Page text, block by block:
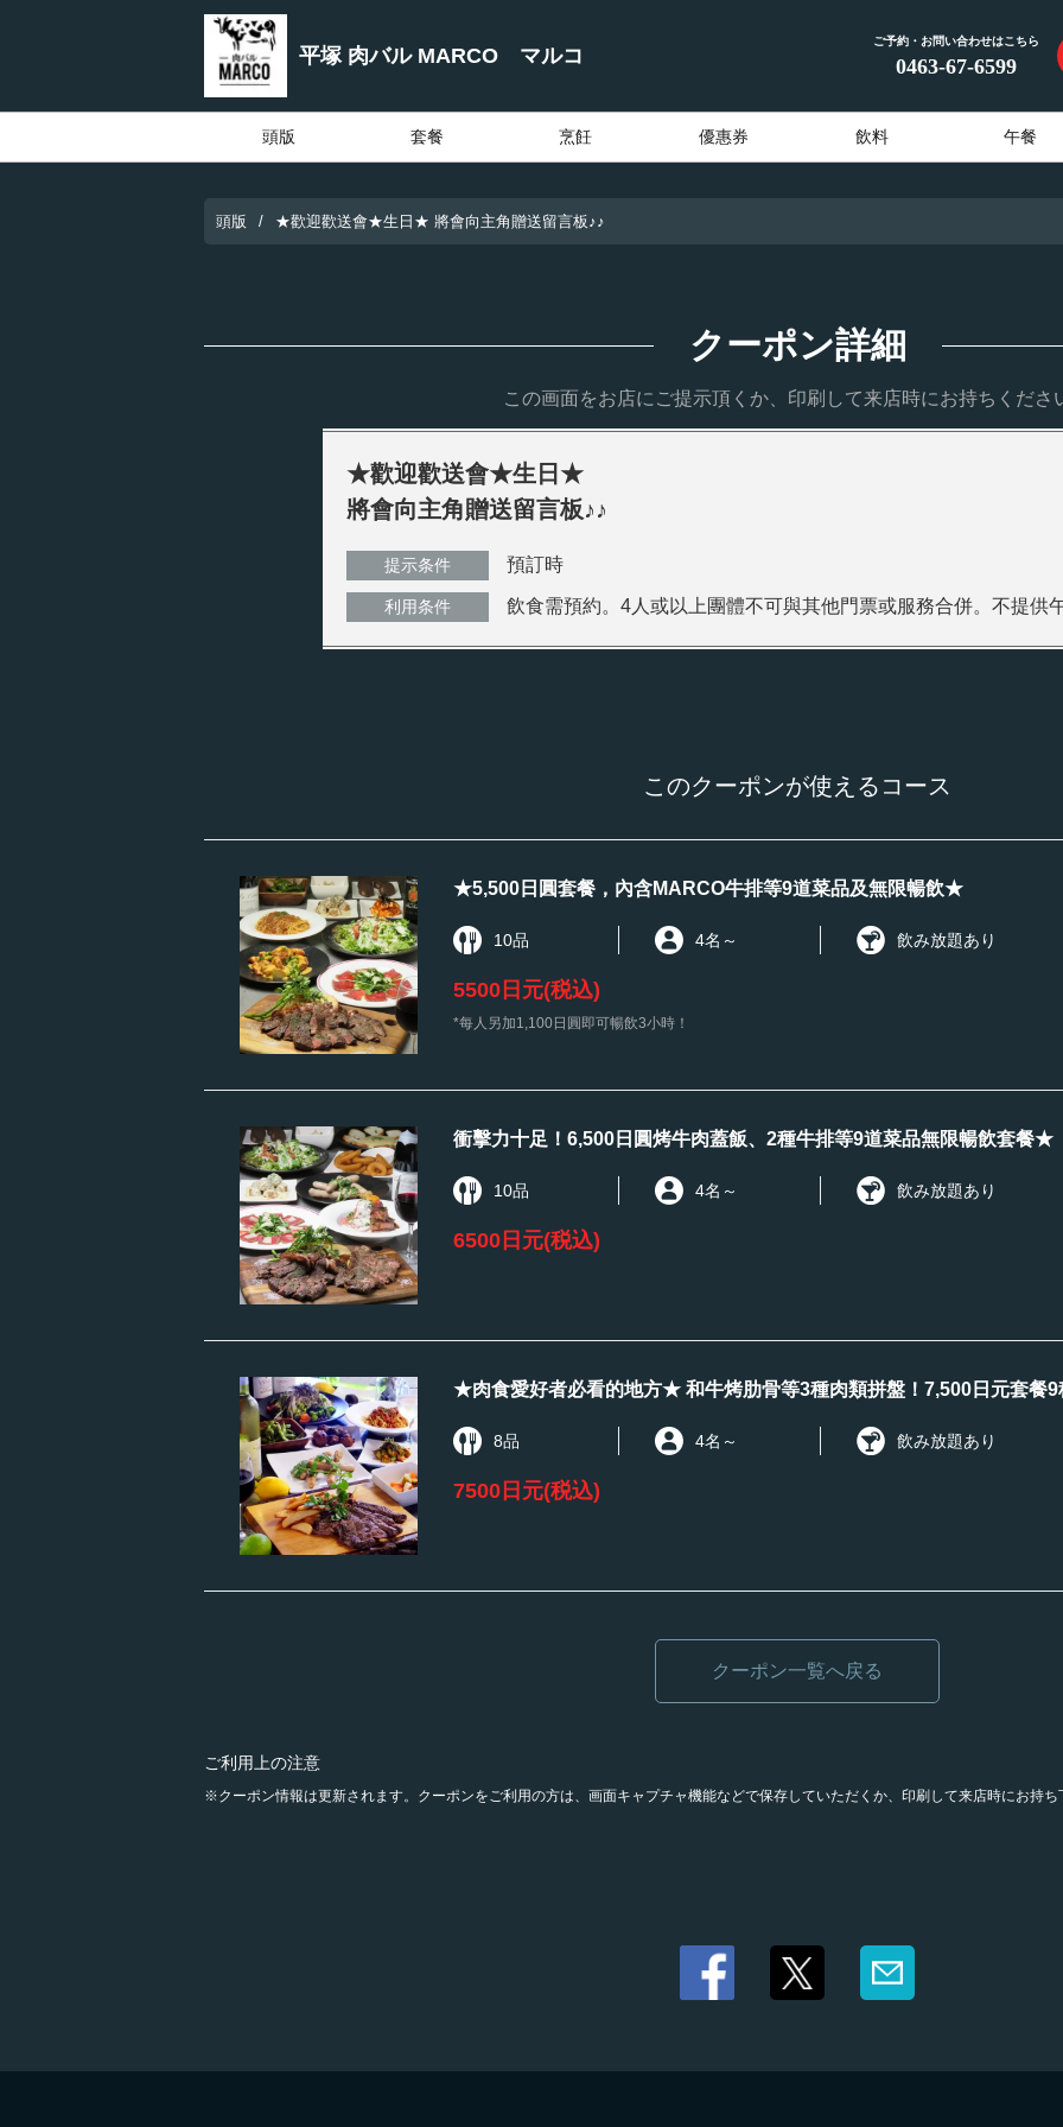
平塚 肉バル MARCO マルコ
ご予約・お問い合わせはこちら
0463-67-6599
頭版 套餐 烹飪 優惠券 飲料 午餐
頭版 ★歡迎歡送會★生日★ 將會向主角贈送留言板♪♪
クーポン詳細
この画面をお店にご提示頂くか、印刷して来店時にお持ちくださ
★歡迎歡送會★生日★
將會向主角贈送留言板♪♪
提示条件 預訂時
利用条件 飲食需預約。4人或以上團體不可與其他門票或服務合併。不提供
このクーポンが使えるコース
★5,500日圓套餐，內含MARCO牛排等9道菜品及無限暢飲★
10品 4名 ～ 飲み放題あり
5500日元(税込)
*每人另加1,100日圓即可暢飲3小時！
衝擊力十足！6,500日圓烤牛肉蓋飯、2種牛排等9道菜品無限暢飲套餐★
10品 4名 ～ 飲み放題あり
6500日元(税込)
★肉食愛好者必看的地方★ 和牛烤肋骨等3種肉類拼盤！7,500日元套餐
8品 4名 ～ 飲み放題あり
7500日元(税込)
クーポン一覧へ戻る
ご利用上の注意
クーポン情報は更新されます。クーポンをご利用の方は、画面キャプチャ機能などで保存していただくか、印刷して来店時にお持ち